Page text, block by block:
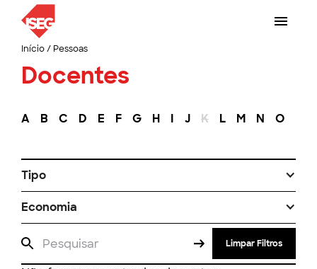
Início/ Pessoas
Docentes
A B C D E F G H I J K L M N O
Tipo
Economia
Limpar Filtros